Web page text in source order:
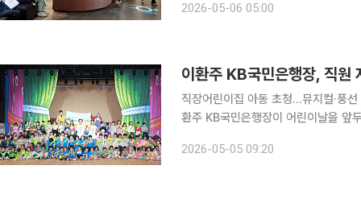
마저 제한적이다. 본지는 30대 미혼
2026-05-06 05:00
직장어린이집 아동 초청…뮤지컬·풍선
환주 KB국민은행장이 어린이날을 앞
기념행사를 열었다고 5일 밝혔다. 행
2026-05-05 09:20